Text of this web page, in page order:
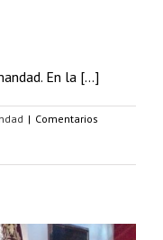
En la [...]
| Comentarios